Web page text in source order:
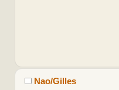
Nao/Gilles